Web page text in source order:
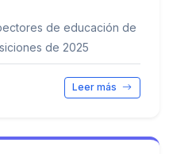
de educación de
de 2025
Leer más